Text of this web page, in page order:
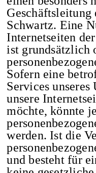
Schwartz. Eine
Internetseiten
ist grundsätzlich
Sofern eine
Services unseres
unsere
möchte, könnte
werden. Ist die
und besteht für